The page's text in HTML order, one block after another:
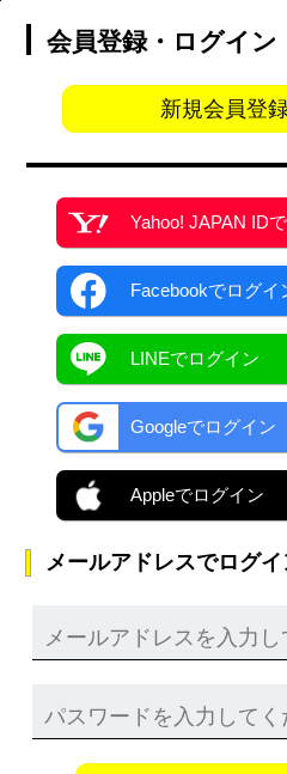
会員登録・ログイン
新規会員登
Yahoo! JAPAN ID
Facebookでログイ
LINEでログイン
Googleでログイン
Appleでログイン
メールアドレスでログイ